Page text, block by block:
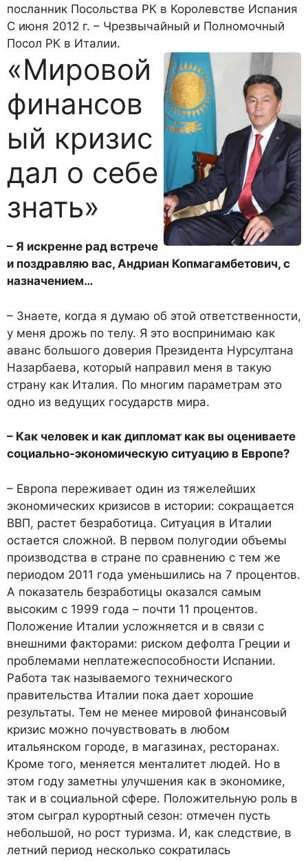
посланник Посольства РК в Королевстве Испания
С июня 2012 г. – Чрезвычайный и Полномочный
Посол РК в Италии.
«Мировой
финансов
ый кризис
дал о себе
знать»
– Я искренне рад встрече
и поздравляю вас, Андриан Копмагамбетович, с
назначением…
– Знаете, когда я думаю об этой ответственности,
у меня дрожь по телу. Я это воспринимаю как
аванс большого доверия Президента Нурсултана
Назарбаева, который направил меня в такую
страну как Италия. По многим параметрам это
одно из ведущих государств мира.
– Как человек и как дипломат как вы оцениваете
социально-экономическую ситуацию в Европе?
– Европа переживает один из тяжелейших
экономических кризисов в истории: сокращается
ВВП, растет безработица. Ситуация в Италии
остается сложной. В первом полугодии объемы
производства в стране по сравнению с тем же
периодом 2011 года уменьшились на 7 процентов.
А показатель безработицы оказался самым
высоким с 1999 года – почти 11 процентов.
Положение Италии усложняется и в связи с
внешними факторами: риском дефолта Греции и
проблемами неплатежеспособности Испании.
Работа так называемого технического
правительства Италии пока дает хорошие
результаты. Тем не менее мировой финансовый
кризис можно почувствовать в любом
итальянском городе, в магазинах, ресторанах.
Кроме того, меняется менталитет людей. Но в
этом году заметны улучшения как в экономике,
так и в социальной сфере. Положительную роль в
этом сыграл курортный сезон: отмечен пусть
небольшой, но рост туризма. И, как следствие, в
летний период несколько сократилась